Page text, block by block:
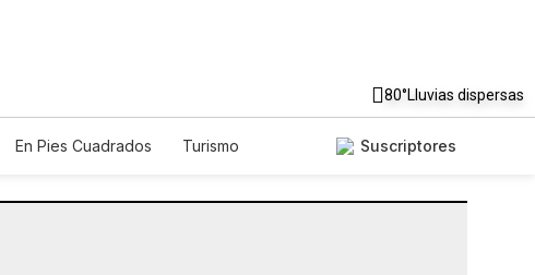
80°Lluvias dispersas
En Pies Cuadrados
Turismo
Suscriptores